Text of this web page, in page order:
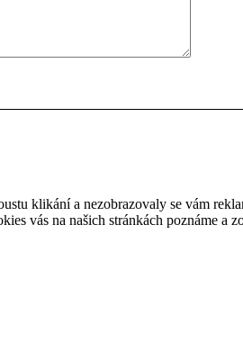
klikání a nezobrazovaly se vám
vás na našich stránkách poznáme